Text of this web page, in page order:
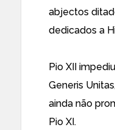
abjectos
dedicados a
Pio XII
Generis
ainda não
Pio XI.